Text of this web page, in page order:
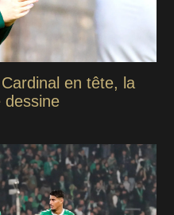
en tête, la
dessine